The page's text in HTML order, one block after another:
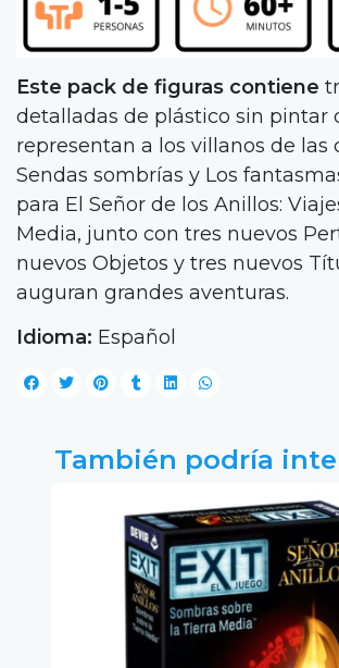
Este pack de figuras contiene
detalladas de plástico sin pintar
representan a los villanos de las
Sendas sombrías y Los
para El Señor de los Anillos:
Media, junto con tres nuevos
nuevos Objetos y tres nuevos
auguran grandes aventuras.
Idioma: Español
También podría